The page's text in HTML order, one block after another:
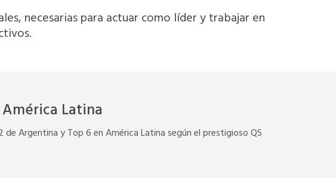
necesarias para actuar como líder y trabajar en
Latina
Argentina y Top 6 en América Latina según el prestigioso QS